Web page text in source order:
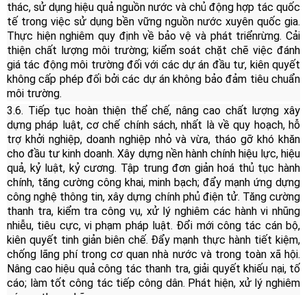
thác, sử dụng hiệu quả nguồn nước và chủ động hợp tác quốc
tế trong việc sử dụng bền vững nguồn nước xuyên quốc gia.
Thực hiện nghiêm quy định về bảo vệ và phát triểnrừng. Cải
thiện chất lượng môi trường; kiểm soát chặt chẽ việc đánh
giá tác động môi trường đối với các dự án đầu tư, kiên quyết
không cấp phép đối bởi các dự án không bảo đảm tiêu chuẩn
môi trường.
3.6. Tiếp tục hoàn thiện thể chế, nâng cao chất lượng xây
dựng pháp luật, cơ chế chính sách, nhất là về quy hoạch, hỗ
trợ khởi nghiệp, doanh nghiệp nhỏ và vừa, tháo gỡ khó khăn
cho đầu tư kinh doanh. Xây dựng nền hành chính hiệu lực, hiệu
quả, kỷ luật, kỷ cương. Tập trung đơn giản hoá thủ tục hành
chính, tăng cường công khai, minh bạch; đẩy mạnh ứng dựng
công nghệ thông tin, xây dựng chính phủ điện tử. Tăng cường
thanh tra, kiểm tra công vụ, xử lý nghiêm các hành vi nhũng
nhiễu, tiêu cực, vi phạm pháp luật. Đổi mới công tác cán bộ,
kiên quyết tinh giản biên chế. Đẩy mạnh thực hành tiết kiệm,
chống lãng phí trong cơ quan nhà nước và trong toàn xã hội.
Nâng cao hiệu quả công tác thanh tra, giải quyết khiếu nại, tố
cáo; làm tốt công tác tiếp công dân. Phát hiện, xử lý nghiêm